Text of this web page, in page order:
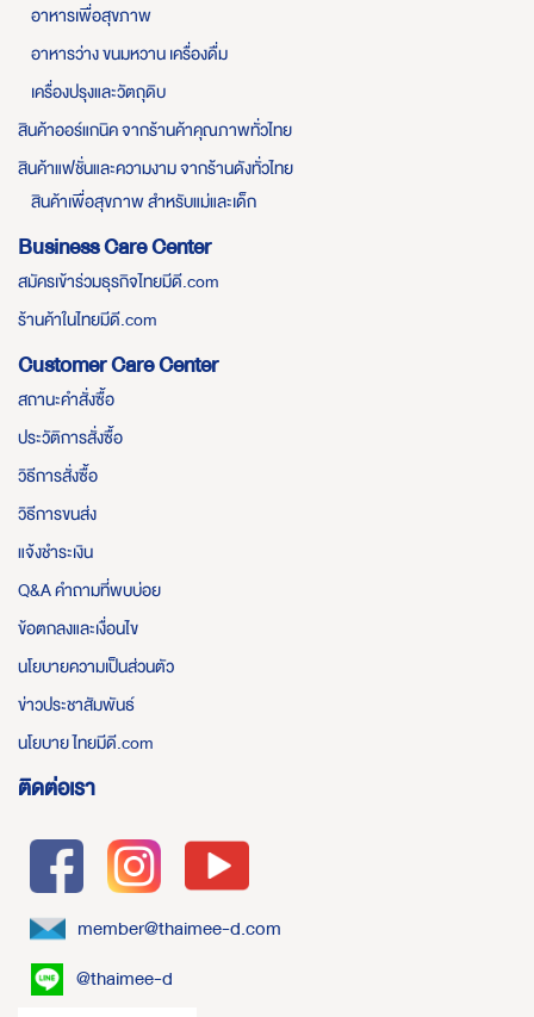
อาหารเพื่อสุขภาพ
อาหารว่าง ขนมหวาน เครื่องดื่ม
เครื่องปรุงและวัตถุดิบ
สินค้าออร์แกนิค จากร้านค้าคุณภาพทั่วไทย
สินค้าแฟชั่นและความงาม จากร้านดังทั่วไทย
สินค้าเพื่อสุขภาพ สำหรับแม่และเด็ก
Business Care Center
สมัครเข้าร่วมธุรกิจไทยมีดี.com
ร้านค้าในไทยมีดี.com
Customer Care Center
สถานะคำสั่งซื้อ
ประวัติการสั่งซื้อ
วิธีการสั่งซื้อ
วิธีการขนส่ง
แจ้งชำระเงิน
Q&A คำถามที่พบบ่อย
ข้อตกลงและเงื่อนไข
นโยบายความเป็นส่วนตัว
ข่าวประชาสัมพันธ์
นโยบาย ไทยมีดี.com
ติดต่อเรา
member@thaimee-d.com
@thaimee-d